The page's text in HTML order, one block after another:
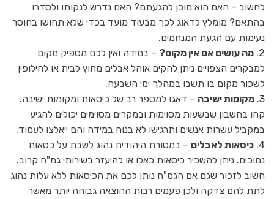
לחשוב – האם הוא מוכן להגעתם? האם נדרש לנקותו ולסדרו
בהתאם? מומלץ לדאוג לכך מבעוד מועד בכדי שלא תחושו בחוסר
נעימות עם הגעת המנחמים.
2. מה עושים אם אין מקום? – במידה ואין לכם מספיק מקום
למבקרים הצפויים ניתן להקים אוהל אבלים מחוץ לבית או לחילופין
לשכור מקום בו תשבו במהלך ימי השבעה.
3. מקומות ישיבה – דאגו למספר רב של כיסאות ומקומות ישיבה.
קחו בחשבון שבשעות מסוימות ובמקרים מסוימים יכולים להגיע
במקביל עשרות אנשים ותרגישו לא בנוח במידה והם ייאלצו לעמוד.
4. כיסאות לאבלים – במסורת היהודית נהוג לשבת על כסאות
נמוכים. ניתן להשכיר כיסאות כאלו או להיעזר בשירותי גמ"ח קרוב.
חשוב לזכור שגם אם הגמ"ח נותן לכם את הכיסאות ללא עלות נהוג
לתת להם צדקה ולכן פעמים רבות ההוצאה גבוהה יותר מאשר